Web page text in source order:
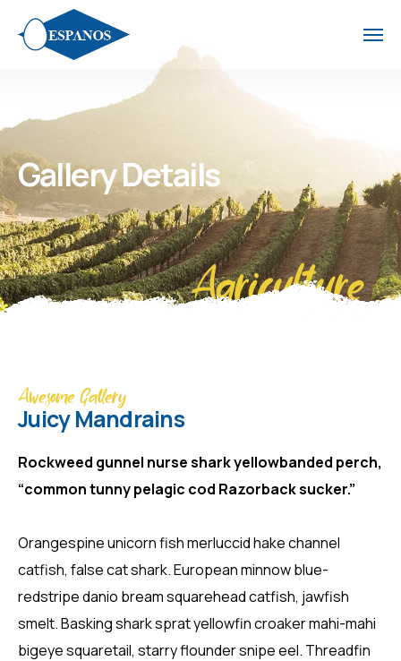
Gallery Details
Agriculture
Awesome Gallery
Juicy Mandrains
Rockweed gunnel nurse shark yellowbanded perch,
“common tunny pelagic cod Razorback sucker.”
Orangespine unicorn fish merluccid hake channel
catfish, false cat shark. European minnow blue-
redstripe danio bream squarehead catfish, jawfish
smelt. Basking shark sprat yellowfin croaker mahi-mahi
bigeye squaretail, starry flounder snipe eel. Threadfin